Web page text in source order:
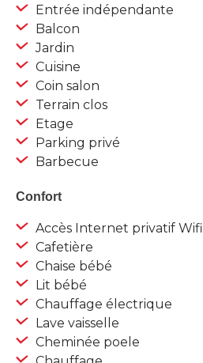
Entrée indépendante
Balcon
Jardin
Cuisine
Coin salon
Terrain clos
Etage
Parking privé
Barbecue
Confort
Accès Internet privatif Wifi
Cafetière
Chaise bébé
Lit bébé
Chauffage électrique
Lave vaisselle
Cheminée poele